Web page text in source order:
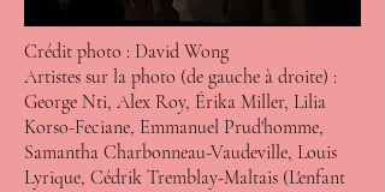
Crédit photo : David Wong
Artistes sur la photo (de gauche à droite) :
George Nti, Alex Roy, Érika Miller, Lilia
Korso-Feciane, Emmanuel Prud'homme,
Samantha Charbonneau-Vaudeville, Louis
Lyrique, Cédrik Tremblay-Maltais (L'enfant